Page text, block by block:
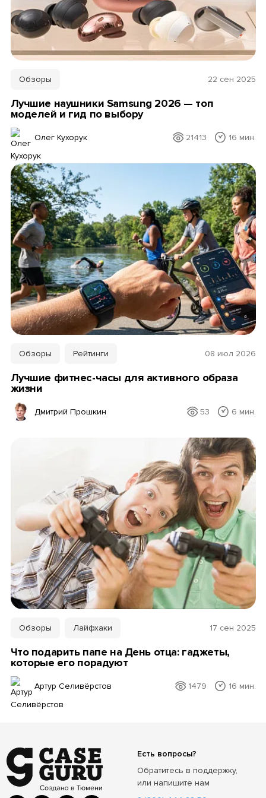
Обзоры 22 сен 2025
Лучшие наушники Samsung 2026 — топ
моделей и гид по выбору
Олег Кухорук 21413 16 мин.
Обзоры Рейтинги 08 июл 2026
Лучшие фитнес-часы для активного образа
жизни
Дмитрий Прошкин 53 6 мин.
Обзоры Лайфхаки 17 сен 2025
Что подарить папе на День отца: гаджеты,
которые его порадуют
Артур Селивёрстов 1479 16 мин.
Есть вопросы?
Обратитесь в поддержку,
или напишите нам